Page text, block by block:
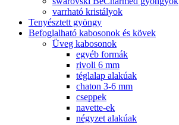
varrható kristályok
Tenyésztett gyöngy
Befoglalható kabosonok és kövek
Üveg kabosonok
egyéb formák
rivoli 6 mm
téglalap alakúak
chaton 3-6 mm
cseppek
navette-ek
négyzet alakúak